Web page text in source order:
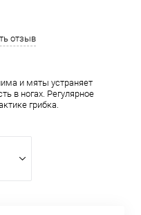
отзыв
и мяты устраняет
в ногах. Регулярное
грибка.